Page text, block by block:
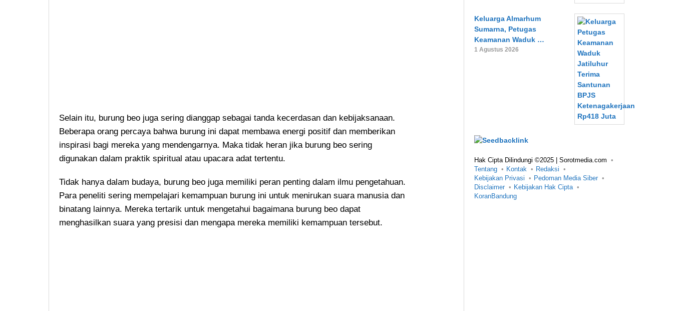
Selain itu, burung beo juga sering dianggap sebagai tanda kecerdasan dan kebijaksanaan.
Beberapa orang percaya bahwa burung ini dapat membawa energi positif dan memberikan
inspirasi bagi mereka yang mendengarnya. Maka tidak heran jika burung beo sering
digunakan dalam praktik spiritual atau upacara adat tertentu.
Tidak hanya dalam budaya, burung beo juga memiliki peran penting dalam ilmu pengetahuan.
Para peneliti sering mempelajari kemampuan burung ini untuk menirukan suara manusia dan
binatang lainnya. Mereka tertarik untuk mengetahui bagaimana burung beo dapat
menghasilkan suara yang presisi dan mengapa mereka memiliki kemampuan tersebut.
Keluarga Almarhum
Sumarna, Petugas
Keamanan Waduk …
1 Agustus 2026
Hak Cipta Dilindungi ©2025 | Sorotmedia.com
Tentang
Kontak
Redaksi
Kebijakan Privasi
Pedoman Media Siber
Disclaimer
Kebijakan Hak Cipta
KoranBandung